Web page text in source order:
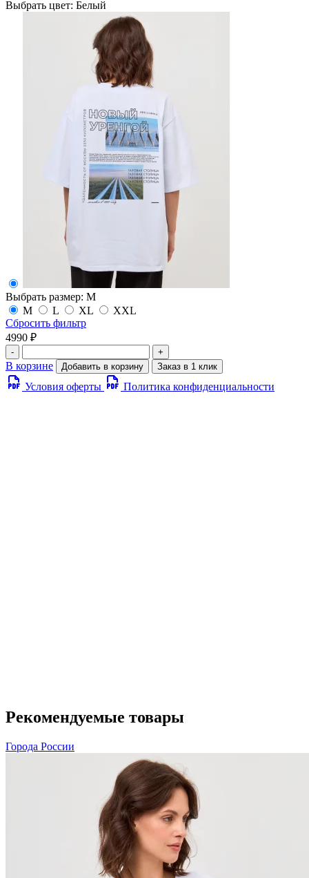
Выбрать цвет: Белый
Выбрать размер: M
M
L XL
XXL
Сбросить фильтр
4990 ₽
- +
В корзине Добавить в корзину Заказ в 1 клик
Условия оферты Политика конфиденциальности
Рекомендуемые товары
Города России